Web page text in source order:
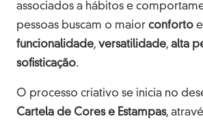
associados a hábitos e
pessoas buscam o maior conforto e
funcionalidade, versatilidade, alta
sofisticação.
O processo criativo se inicia no
Cartela de Cores e Estampas,